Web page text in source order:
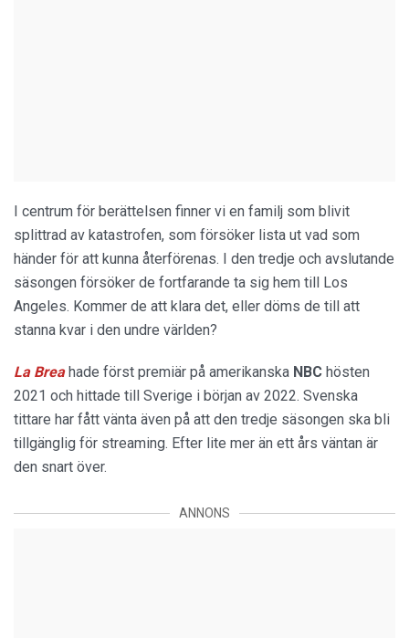
I centrum för berättelsen finner vi en familj som blivit
splittrad av katastrofen, som försöker lista ut vad som
händer för att kunna återförenas. I den tredje och avslutande
säsongen försöker de fortfarande ta sig hem till Los
Angeles. Kommer de att klara det, eller döms de till att
stanna kvar i den undre världen?
La Breahade först premiär på amerikanska NBC hösten
2021 och hittade till Sverige i början av 2022. Svenska
tittare har fått vänta även på att den tredje säsongen ska bli
tillgänglig för streaming. Efter lite mer än ett års väntan är
den snart över.
ANNONS